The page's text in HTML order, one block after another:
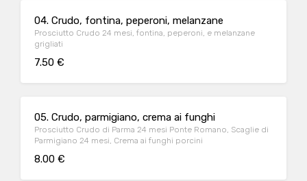
04. Crudo, fontina, peperoni, melanzane
Prosciutto Crudo 24 mesi, fontina, peperoni, e melanzane
grigliati
7.50 €
05. Crudo, parmigiano, crema ai funghi
Prosciutto Crudo di Parma 24 mesi Ponte Romano, Scaglie di
Parmigiano 24 mesi, Crema ai funghi porcini
8.00 €